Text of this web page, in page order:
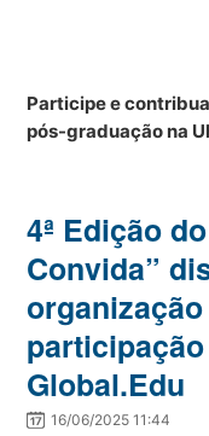
Participe e
pós-graduação na
4ª Edição
Convida”
Global.Edu
16/06/2025 11:44